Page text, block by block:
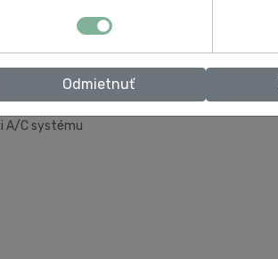
A/C systému
Odmietnuť